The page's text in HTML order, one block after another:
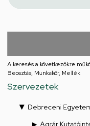
A keresés a következőkre
Beosztás, Munkakör, Mellék
Szervezetek
Debreceni
Agrár